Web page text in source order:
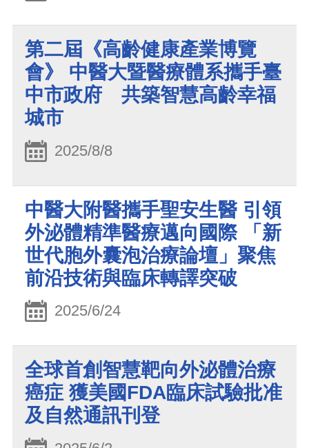
第二屆《高齡健康產業博覽
會》 中醫大暨醫療體系攜手臺
中市政府 共築智慧高齡幸福
城市
2025/8/8
中醫大附醫攜手聖安生醫 引領
外泌體精準醫療邁向國際 「新
世代胞外囊泡治療論壇」聚焦
前沿技術與臨床轉譯突破
2025/6/24
全球首創智慧靶向外泌體治療
癌症 獲美國FDA臨床試驗批准
及自然通訊刊登